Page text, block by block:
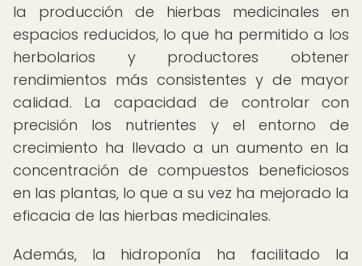
la producción de hierbas medicinales en
espacios reducidos, lo que ha permitido a los
herbolarios y productores obtener
rendimientos más consistentes y de mayor
calidad. La capacidad de controlar con
precisión los nutrientes y el entorno de
crecimiento ha llevado a un aumento en la
concentración de compuestos beneficiosos
en las plantas, lo que a su vez ha mejorado la
eficacia de las hierbas medicinales.
Además, la hidroponía ha facilitado la